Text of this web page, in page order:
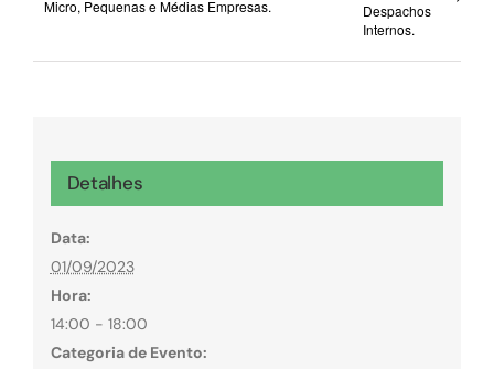
Micro, Pequenas e Médias Empresas.
Despachos
Internos.
Detalhes
Data:
01/09/2023
Hora:
14:00 - 18:00
Categoria de Evento: